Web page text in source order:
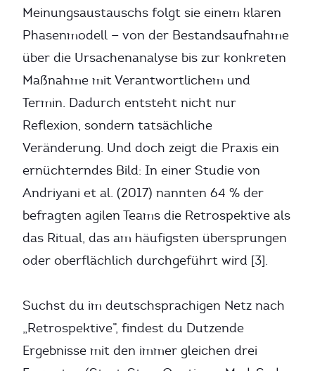
Meinungsaustauschs folgt sie einem klaren
Phasenmodell — von der Bestandsaufnahme
über die Ursachenanalyse bis zur konkreten
Maßnahme mit Verantwortlichem und
Termin. Dadurch entsteht nicht nur
Reflexion, sondern tatsächliche
Veränderung. Und doch zeigt die Praxis ein
ernüchterndes Bild: In einer Studie von
Andriyani et al. (2017) nannten 64 % der
befragten agilen Teams die Retrospektive als
das Ritual, das am häufigsten übersprungen
oder oberflächlich durchgeführt wird [3].
Suchst du im deutschsprachigen Netz nach
„Retrospektive”, findest du Dutzende
Ergebnisse mit den immer gleichen drei